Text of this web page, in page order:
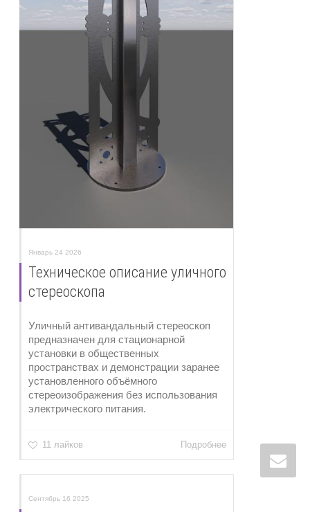
Январь 24 2026
Техническое описание уличного
стереоскопа
Уличный антивандальный стереоскоп
предназначен для стационарной
установки в общественных
пространствах и демонстрации заранее
установленного объёмного
стереоизображения без использования
электрического питания.
11 лайков Подробнее
Сентябрь 16 2025